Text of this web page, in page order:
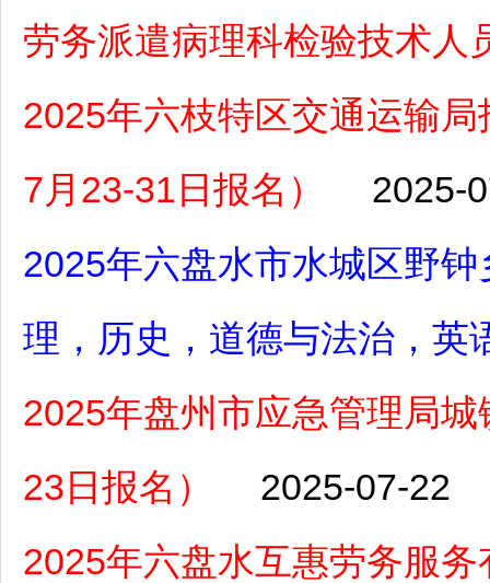
劳务派遣病理科检验技术人
2025年六枝特区交通运输
7月23-31日报名）
2025-
2025年六盘水市水城区野
理，历史，道德与法治，英
2025年盘州市应急管理局
23日报名）
2025-07-22
2025年六盘水互惠劳务服